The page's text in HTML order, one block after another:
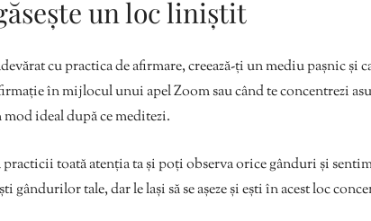
un loc liniștit
cu practica de afirmare, creează-ți un mediu pașnic și
în mijlocul unui apel Zoom sau când te concentrezi
ideal după ce meditezi.
toată atenția ta și poți observa orice gânduri și
gândurilor tale, dar le lași să se așeze și ești în acest loc